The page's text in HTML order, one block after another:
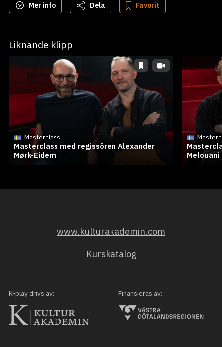
Mer info Dela Favorit
Liknande klipp
Masterclass
Masterclass med regissören Alexander
Mørk-Eidem
Melouani
www.kulturakademin.com
Kurskatalog
K-play drivs av: Finansieras av: